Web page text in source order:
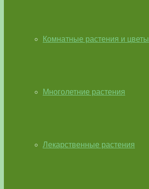
Комнатные растения и цветы
Многолетние растения
Лекарственные растения